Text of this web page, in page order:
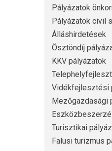
Pályázatok
Pályázatok civil
Álláshirdetések
Ösztöndíj
KKV pályázatok
Vidékfejlesztési
Mezőgazdasági
Turisztikai
Falusi turizmus